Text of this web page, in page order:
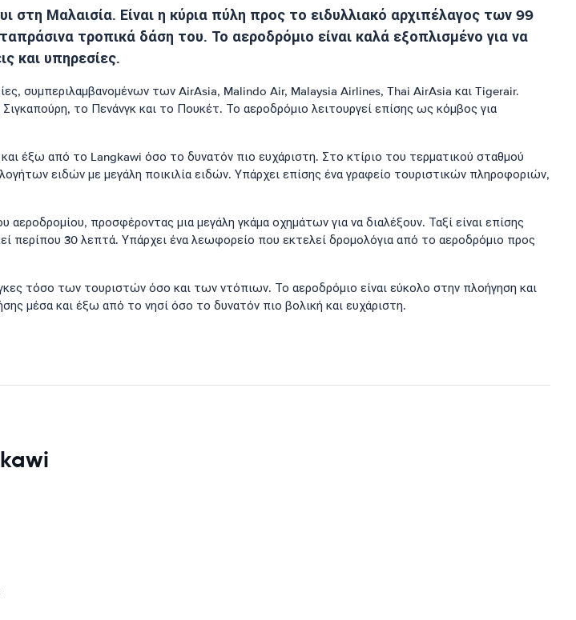
στη Μαλαισία. Είναι η κύρια πύλη προς το ειδυλλιακό αρχιπέλαγος των 99
τροπικά δάση του. Το αεροδρόμιο είναι καλά εξοπλισμένο για να
και υπηρεσίες.
συμπεριλαμβανομένων των AirAsia, Malindo Air, Malaysia Airlines, Thai AirAsia και Tigerair.
το Πενάνγκ και το Πουκέτ. Το αεροδρόμιο λειτουργεί επίσης ως κόμβος για
έξω από το Langkawi όσο το δυνατόν πιο ευχάριστη. Στο κτίριο του τερματικού σταθμού
ειδών με μεγάλη ποικιλία ειδών. Υπάρχει επίσης ένα γραφείο τουριστικών πληροφοριών,
προσφέροντας μια μεγάλη γκάμα οχημάτων για να διαλέξουν. Ταξί είναι επίσης
περίπου 30 λεπτά. Υπάρχει ένα λεωφορείο που εκτελεί δρομολόγια από το αεροδρόμιο προς
τόσο των τουριστών όσο και των ντόπιων. Το αεροδρόμιο είναι εύκολο στην πλοήγηση και
μέσα και έξω από το νησί όσο το δυνατόν πιο βολική και ευχάριστη.